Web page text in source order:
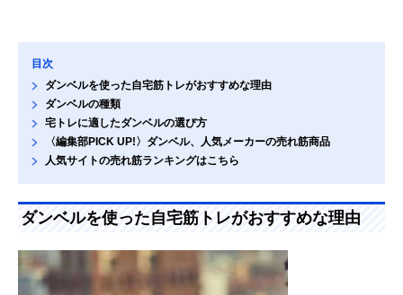
目次
ダンベルを使った自宅筋トレがおすすめな理由
ダンベルの種類
宅トレに適したダンベルの選び方
〈編集部PICK UP!〉ダンベル、人気メーカーの売れ筋商品
人気サイトの売れ筋ランキングはこちら
ダンベルを使った自宅筋トレがおすすめな理由